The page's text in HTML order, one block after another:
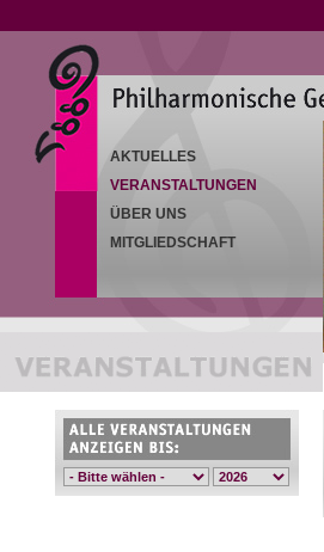
AKTUELLES
VERANSTALTUNGEN
ÜBER UNS
MITGLIEDSCHAFT